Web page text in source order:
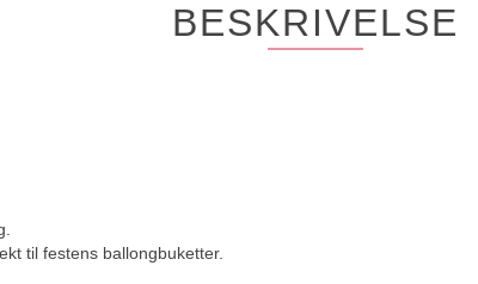
BESKRIVELSE
til festens ballongbuketter.